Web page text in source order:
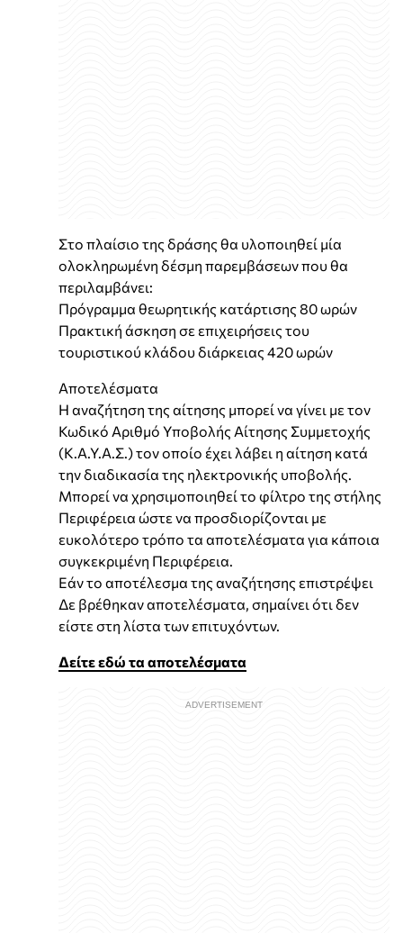
Στο πλαίσιο της δράσης θα υλοποιηθεί μία
ολοκληρωμένη δέσμη παρεμβάσεων που θα
περιλαμβάνει:
Πρόγραμμα θεωρητικής κατάρτισης 80 ωρών
Πρακτική άσκηση σε επιχειρήσεις του
τουριστικού κλάδου διάρκειας 420 ωρών
Αποτελέσματα
Η αναζήτηση της αίτησης μπορεί να γίνει με τον
Κωδικό Αριθμό Υποβολής Αίτησης Συμμετοχής
(Κ.Α.Υ.Α.Σ.) τον οποίο έχει λάβει η αίτηση κατά
την διαδικασία της ηλεκτρονικής υποβολής.
Μπορεί να χρησιμοποιηθεί το φίλτρο της στήλης
Περιφέρεια ώστε να προσδιορίζονται με
ευκολότερο τρόπο τα αποτελέσματα για κάποια
συγκεκριμένη Περιφέρεια.
Εάν το αποτέλεσμα της αναζήτησης επιστρέψει
Δε βρέθηκαν αποτελέσματα, σημαίνει ότι δεν
είστε στη λίστα των επιτυχόντων.
Δείτε εδώ τα αποτελέσματα